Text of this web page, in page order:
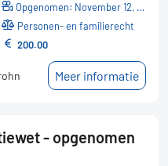
Opgenomen: November 12, 2024
Personen- en familierecht
200.00
Meer informatie
- opgenomen